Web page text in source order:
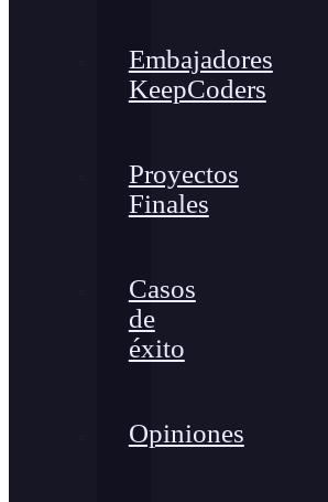
Embajadores
KeepCoders
Proyectos
Finales
Casos
de
éxito
Opiniones